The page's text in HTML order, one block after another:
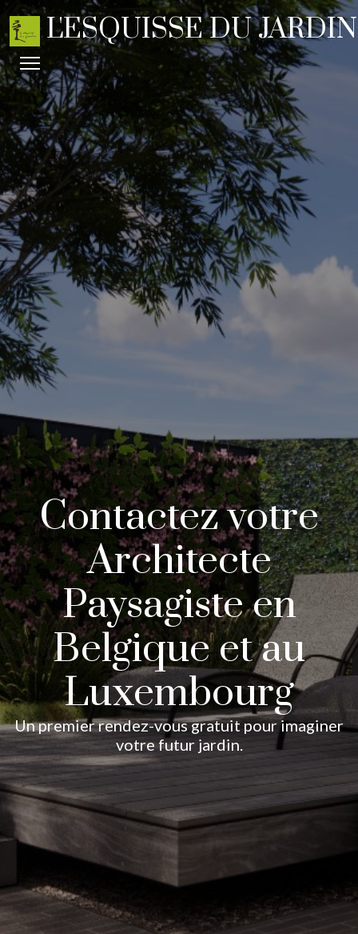
L'ESQUISSE DU
Contactez votre
Architecte
Paysagiste en
Belgique et au
Luxembourg
Un premier rendez-vous gratuit pour imaginer
votre futur jardin.